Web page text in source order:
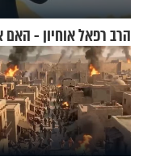
הרב רפאל אוחיון -